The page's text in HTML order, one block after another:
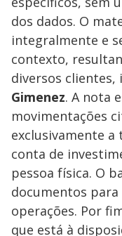
dos dados. O
integralmente e
contexto,
diversos clientes,
Gimenez. A nota
movimentações
exclusivamente a
conta de
pessoa física. O
documentos
operações. Por
que está à